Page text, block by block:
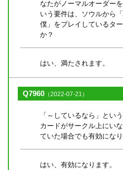
なたがノーマルオーダー
いう要件は、ソウルから
僕」をプレイしているタ
か？
はい、満たされます。
Q7960 （2022-07-21）
「～しているなら」とい
カードがサークル上にい
ていた場合でも有効にな
はい、有効になります。